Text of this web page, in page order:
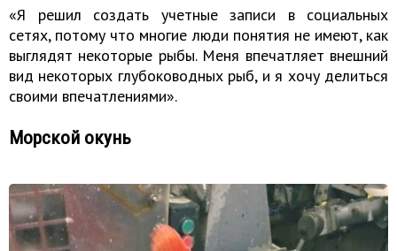
«Я решил создать учетные записи в социальных
сетях, потому что многие люди понятия не имеют, как
выглядят некоторые рыбы. Меня впечатляет внешний
вид некоторых глубоководных рыб, и я хочу делиться
своими впечатлениями».
Морской окунь